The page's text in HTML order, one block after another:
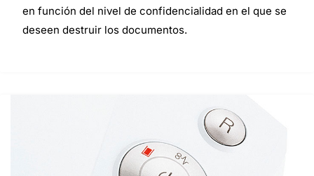
en función del nivel de confidencialidad en el que se
deseen destruir los documentos.